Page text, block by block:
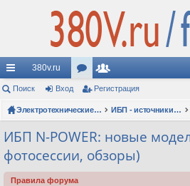
с
ы
лк
и
380v.ru
ор
ум
ы
ол
ьз
ат
ел
Поиск Вход Регистрация
Электротехнические форумы ИБП - источники бесперебойного питания
ИБП N-POWER: новые
фотосессии, обзоры)
Правила форума